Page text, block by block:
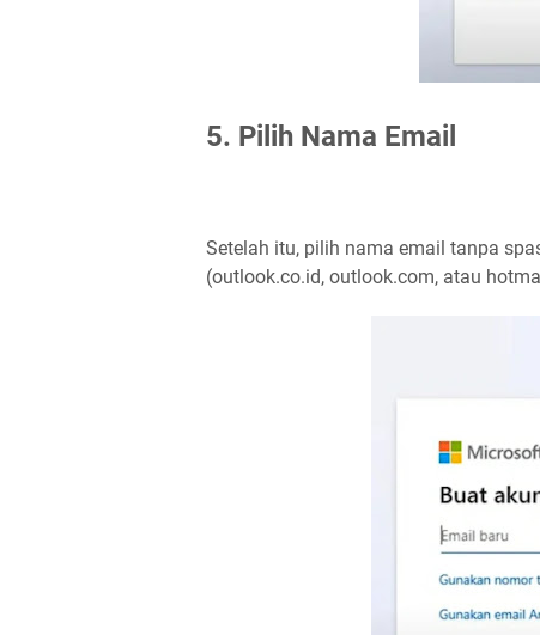
5. Pilih Nama Email
Setelah itu, pilih nama email tanpa
(outlook.co.id, outlook.com, atau